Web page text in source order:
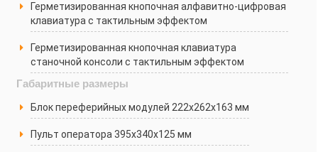
Герметизированная кнопочная алфавитно-цифровая
клавиатура с тактильным эффектом
Герметизированная кнопочная клавиатура
станочной консоли с тактильным эффектом
Габаритные размеры
Блок переферийных модулей 222х262х163 мм
Пульт оператора 395х340х125 мм